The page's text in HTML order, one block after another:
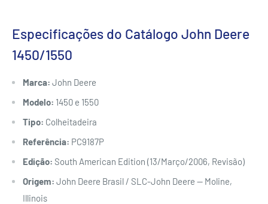
Especificações do Catálogo John Deere
1450/1550
Marca: John Deere
Modelo: 1450 e 1550
Tipo: Colheitadeira
Referência: PC9187P
Edição: South American Edition (13/Março/2006, Revisão)
Origem: John Deere Brasil / SLC-John Deere — Moline,
Illinois